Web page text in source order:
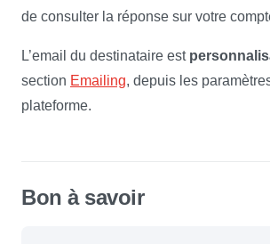
de consulter la réponse sur votre
L’email du destinataire est
section Emailing, depuis les
plateforme.
Bon à savoir